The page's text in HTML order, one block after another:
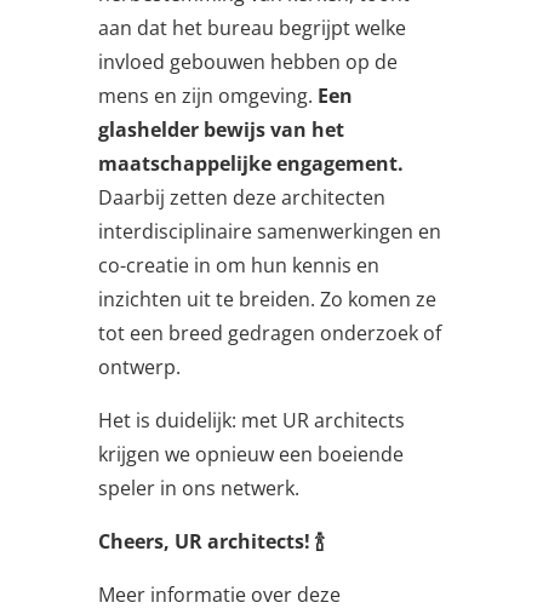
aan dat het bureau begrijpt welke
invloed gebouwen hebben op de
mens en zijn omgeving. Een
glashelder bewijs van het
maatschappelijke engagement.
Daarbij zetten deze architecten
interdisciplinaire samenwerkingen en
co-creatie in om hun kennis en
inzichten uit te breiden. Zo komen ze
tot een breed gedragen onderzoek of
ontwerp.
Het is duidelijk: met UR architects
krijgen we opnieuw een boeiende
speler in ons netwerk.
Cheers, UR architects! 🍾
Meer informatie over deze